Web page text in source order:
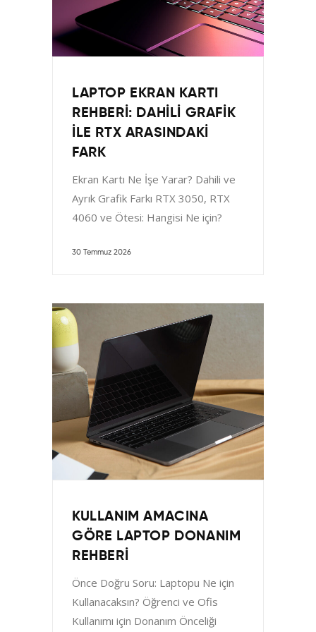
LAPTOP EKRAN KARTI
REHBERI: DAHILI GRAFIK
ILE RTX ARASINDAKI
FARK
Ekran Kartı Ne İşe Yarar? Dahili ve
Ayrık Grafik Farkı RTX 3050, RTX
4060 ve Ötesi: Hangisi Ne için?
30 Temmuz 2026
KULLANIM AMACINA
GÖRE LAPTOP DONANIM
REHBERI
Önce Doğru Soru: Laptopu Ne için
Kullanacaksın? Öğrenci ve Ofis
Kullanımı için Donanım Önceliği